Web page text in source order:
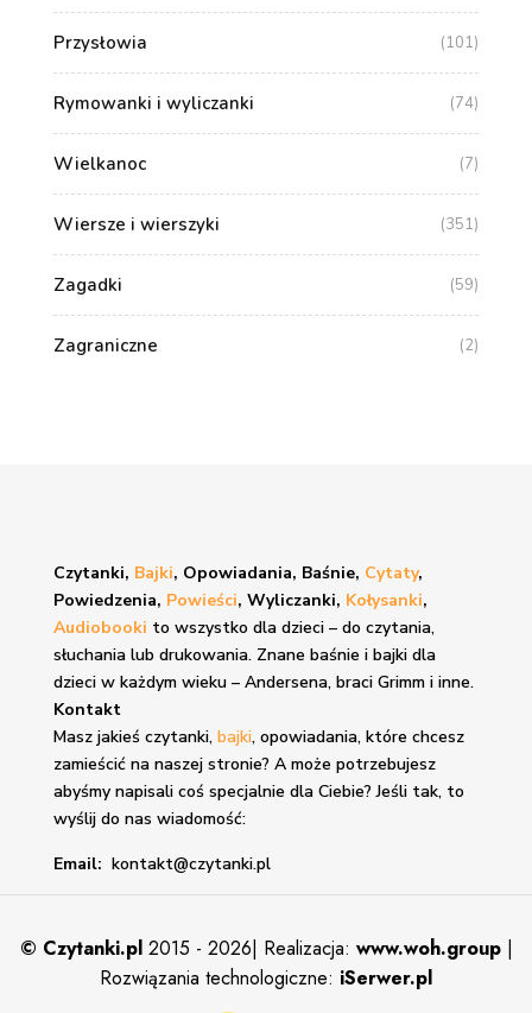
Przysłowia (101)
Rymowanki i wyliczanki (74)
Wielkanoc (7)
Wiersze i wierszyki (351)
Zagadki (59)
Zagraniczne (2)
Czytanki, Bajki, Opowiadania, Baśnie, Cytaty,
Powiedzenia, Powieści, Wyliczanki, Kołysanki,
Audiobooki to wszystko dla dzieci – do czytania,
słuchania lub drukowania. Znane baśnie i bajkidla
dzieci w każdym wieku – Andersena, braci Grimm i inne.
Kontakt
Masz jakieś czytanki, bajki, opowiadania, które chcesz
zamieścić na naszej stronie? A może potrzebujesz
abyśmy napisali coś specjalnie dla Ciebie? Jeśli tak, to
wyślij do nas wiadomość:
Email: kontakt@czytanki.pl
© Czytanki.pl 2015 - 2026| Realizacja: www.woh.group |
Rozwiązania technologiczne: iSerwer.pl